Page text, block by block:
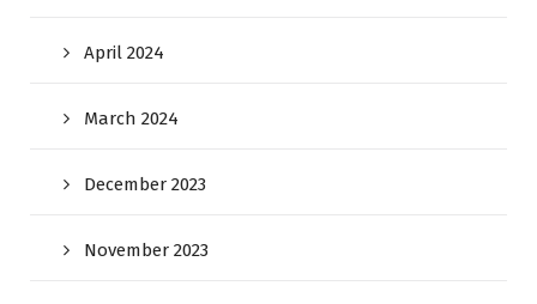
April 2024
March 2024
December 2023
November 2023